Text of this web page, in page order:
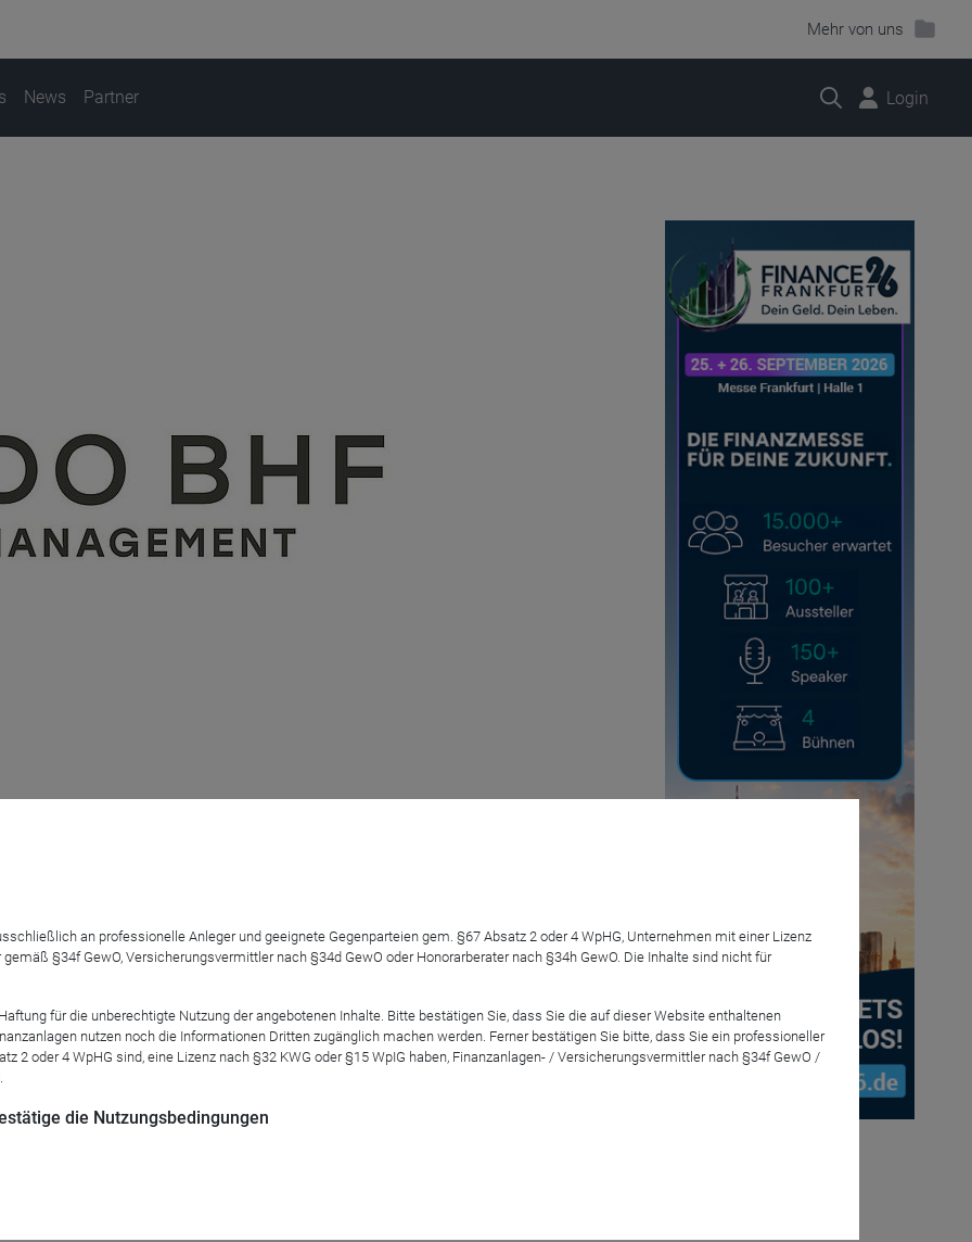
Mehr von uns
Suche Login
News Partner
Anmelden
Durch die höheren Zinsen ergeben sich Chancen im Anleihen-
die hohen Zinsen und in welche Titel lohnt es sich weiterhin langfristig
Parra, wie die defensive und die offensive Variante unserer ODDO BHF
haben.
an professionelle Anleger und geeignete Gegenparteien gem. §67 Absatz 2 oder 4 WpHG, Unternehmen mit einer Lizenz
§34f GewO, Versicherungsvermittler nach §34d GewO oder Honorarberater nach §34h GewO. Die Inhalte sind nicht für
für die unberechtigte Nutzung der angebotenen Inhalte. Bitte bestätigen Sie, dass Sie die auf dieser Website enthaltenen
nutzen noch die Informationen Dritten zugänglich machen werden. Ferner bestätigen Sie bitte, dass Sie ein professioneller
2 oder 4 WpHG sind, eine Lizenz nach §32 KWG oder §15 WpIG haben, Finanzanlagen- / Versicherungsvermittler nach §34f GewO /
die Nutzungsbedingungen